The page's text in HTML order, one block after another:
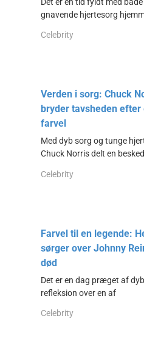
Det er en tid fyldt med
gnavende hjertesorg
Celebrity
Verden i sorg: Chuck
bryder tavsheden
farvel
Med dyb sorg og tunge
Chuck Norris delt en
Celebrity
Farvel til en legende:
sørger over Johnny
død
Det er en dag præget af
refleksion over en af
Celebrity